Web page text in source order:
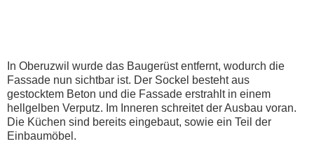
In Oberuzwil wurde das Baugerüst entfernt, wodurch die
Fassade nun sichtbar ist. Der Sockel besteht aus
gestocktem Beton und die Fassade erstrahlt in einem
hellgelben Verputz. Im Inneren schreitet der Ausbau voran.
Die Küchen sind bereits eingebaut, sowie ein Teil der
Einbaumöbel.